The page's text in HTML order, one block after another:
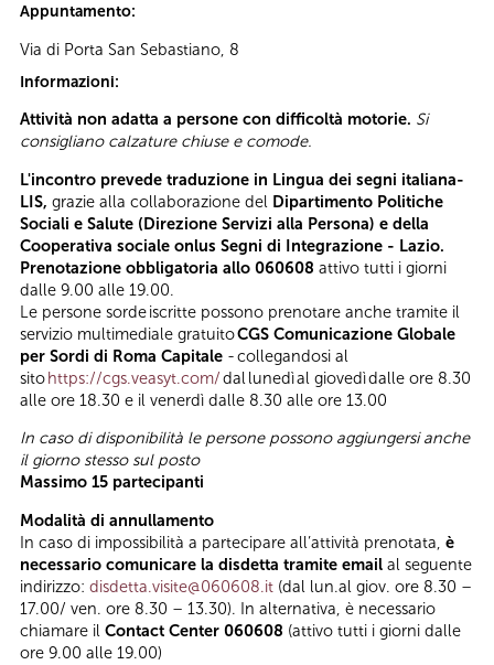
Appuntamento:
Via di Porta San Sebastiano, 8
Informazioni:
Attività non adatta a persone con difficoltà motorie. Si
consigliano calzature chiuse e comode.
L'incontro prevede traduzione in Lingua dei segni italiana-
LIS, grazie alla collaborazione del Dipartimento Politiche
Sociali e Salute (Direzione Servizi alla Persona) e della
Cooperativa sociale onlus Segni di Integrazione - Lazio.
Prenotazione obbligatoria allo 060608 attivo tutti i giorni
dalle 9.00 alle 19.00.
Le persone sorde iscritte possono prenotare anche tramite il
servizio multimediale gratuitoCGS Comunicazione Globale
per Sordi di Roma Capitale - collegandosi al
sitohttps://cgs.veasyt.com/dal lunedì al giovedì dalle ore 8.30
alle ore 18.30 e il venerdì dalle 8.30 alle ore 13.00
In caso di disponibilità le persone possono aggiungersi anche
il giorno stesso sul posto
Massimo 15 partecipanti
Modalità di annullamento
In caso di impossibilità a partecipare all’attività prenotata, è
necessario comunicare la disdetta tramite email al seguente
indirizzo: disdetta.visite@060608.it (dal lun.al giov. ore 8.30 –
17.00/ ven. ore 8.30 – 13.30). In alternativa, è necessario
chiamare il Contact Center 060608 (attivo tutti i giorni dalle
ore 9.00 alle 19.00)